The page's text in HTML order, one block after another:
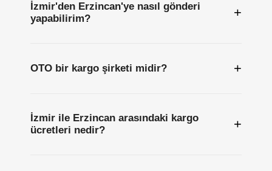
İzmir'den Erzincan'ye nasıl gönderi
yapabilirim?
+
OTO bir kargo şirketi midir? +
İzmir ile Erzincan arasındaki kargo
ücretleri nedir?
+